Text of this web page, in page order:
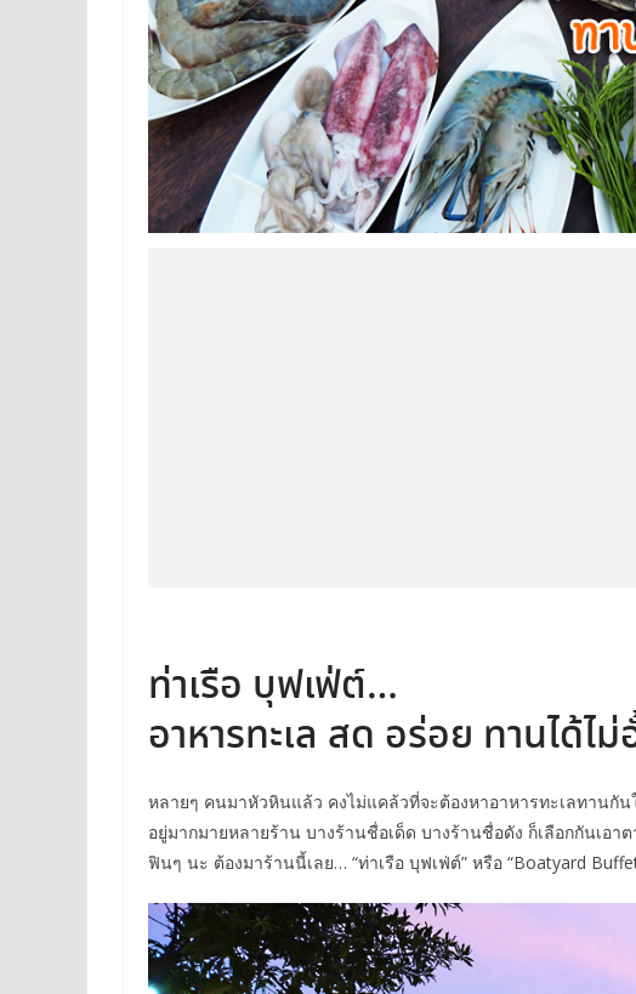
ท่าเรือ บุฟเฟ่ต์…
อาหารทะเล สด อร่อย ทานได้ไ
หลายๆ คนมาหัวหินแล้ว คงไม่แคล้วที่จะต้องหาอาหารทะเลทานกั
อยู่มากมายหลายร้าน บางร้านชื่อเด็ด บางร้านชื่อดัง ก็เลือกกันเอ
ฟินๆ นะ ต้องมาร้านนี้เลย… “ท่าเรือ บุฟเฟ่ต์” หรือ “Boatyard